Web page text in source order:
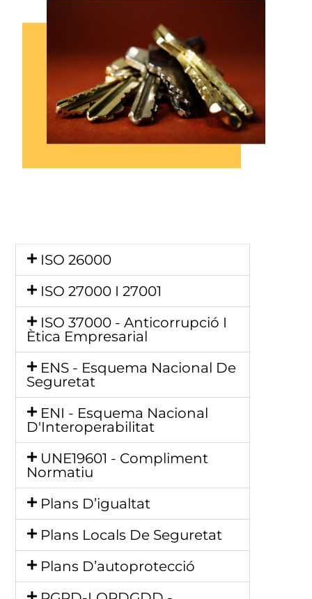
ISO 26000
ISO 27000 I 27001
ISO 37000 - Anticorrupció I
Ètica Empresarial
ENS - Esquema Nacional De
Seguretat
ENI - Esquema Nacional
D'Interoperabilitat
UNE19601 - Compliment
Normatiu
Plans D’igualtat
Plans Locals De Seguretat
Plans D’autoprotecció